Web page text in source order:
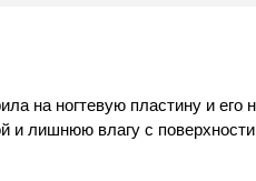
на ногтевую пластину и его
и лишнюю влагу с